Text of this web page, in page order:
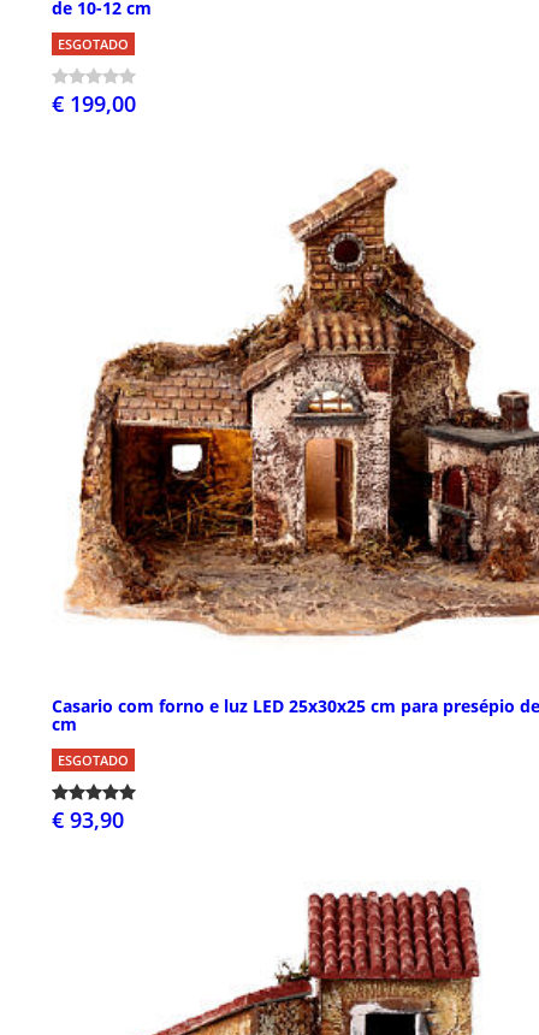
de 10-12 cm
ESGOTADO
€ 199,00
Casario com forno e luz LED 25x30x25 cm para presépio
cm
ESGOTADO
€ 93,90